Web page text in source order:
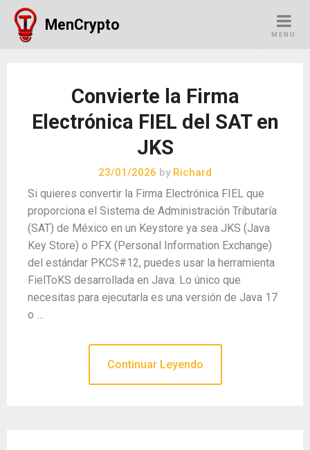
Skip
content
MenCrypto
MENU
Convierte la Firma
Electrónica FIEL del SAT en
JKS
23/01/2026 by Richard
Si quieres convertir la Firma Electrónica FIEL que
proporciona el Sistema de Administración Tributaría
(SAT) de México en un Keystore ya sea JKS (Java
Key Store) o PFX (Personal Information Exchange)
del estándar PKCS#12, puedes usar la herramienta
FielToKS desarrollada en Java. Lo único que
necesitas para ejecutarla es una versión de Java 17
o …
Continuar Leyendo